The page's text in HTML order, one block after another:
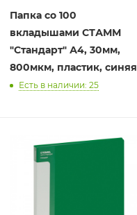
Папка со 100
вкладышами СТАММ
"Стандарт" А4, 30мм,
800мкм, пластик, синяя
Есть в наличии: 25